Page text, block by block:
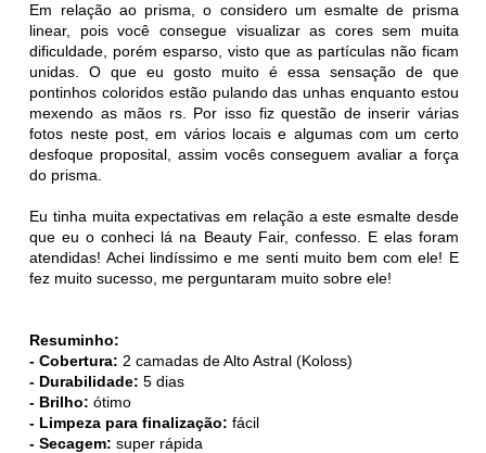
Em relação ao prisma, o considero um esmalte de prisma
linear, pois você consegue visualizar as cores sem muita
dificuldade, porém esparso, visto que as partículas não ficam
unidas. O que eu gosto muito é essa sensação de que
pontinhos coloridos estão pulando das unhas enquanto estou
mexendo as mãos rs. Por isso fiz questão de inserir várias
fotos neste post, em vários locais e algumas com um certo
desfoque proposital, assim vocês conseguem avaliar a força
do prisma.
Eu tinha muita expectativas em relação a este esmalte desde
que eu o conheci lá na Beauty Fair, confesso. E elas foram
atendidas! Achei lindíssimo e me senti muito bem com ele! E
fez muito sucesso, me perguntaram muito sobre ele!
Resuminho:
- Cobertura: 2 camadas de Alto Astral (Koloss)
- Durabilidade: 5 dias
- Brilho:ótimo
- Limpeza para finalização: fácil
- Secagem: super rápida